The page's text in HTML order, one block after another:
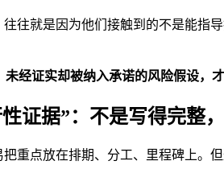
往往就是因为他们接触到的不是能
未经证实却被纳入承诺的风险假设，才
证据”：不是写得完整
重点放在排期、分工、里程碑上。